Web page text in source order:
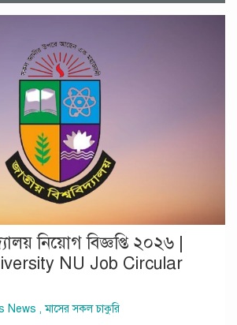
নিয়োগ বিজ্ঞপ্তি ২০২৬ |
NU Job Circular
News ,মাসের সকল চাকুরি